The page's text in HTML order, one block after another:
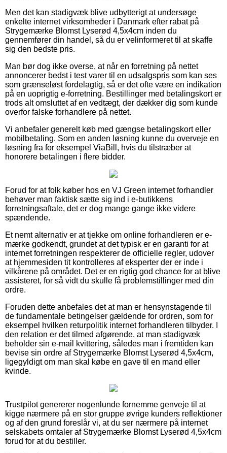
Men det kan stadigvæk blive udbytterigt at undersøge
enkelte internet virksomheder i Danmark efter rabat på
Strygemærke Blomst Lyserød 4,5x4cm inden du
gennemfører din handel, så du er velinformeret til at skaffe
sig den bedste pris.
Man bør dog ikke overse, at når en forretning på nettet
annoncerer bedst i test varer til en udsalgspris som kan ses
som grænseløst fordelagtig, så er det ofte være en indikation
på en uoprigtig e-forretning. Bestillinger med betalingskort er
trods alt omsluttet af en vedtægt, der dækker dig som kunde
overfor falske forhandlere på nettet.
Vi anbefaler generelt køb med gængse betalingskort eller
mobilbetaling. Som en anden løsning kunne du overveje en
løsning fra for eksempel ViaBill, hvis du tilstræber at
honorere betalingen i flere bidder.
Forud for at folk køber hos en VJ Green internet forhandler
behøver man faktisk sætte sig ind i e-butikkens
forretningsaftale, det er dog mange gange ikke videre
spændende.
Et nemt alternativ er at tjekke om online forhandleren er e-
mærke godkendt, grundet at det typisk er en garanti for at
internet forretningen respekterer de officielle regler, udover
at hjemmesiden tit kontrolleres af eksperter der er inde i
vilkårene på området. Det er en rigtig god chance for at blive
assisteret, for så vidt du skulle få problemstillinger med din
ordre.
Foruden dette anbefales det at man er hensynstagende til
de fundamentale betingelser gældende for ordren, som for
eksempel hvilken returpolitik internet forhandleren tilbyder. I
den relation er det tilmed afgørende, at man stadigvæk
beholder sin e-mail kvittering, således man i fremtiden kan
bevise sin ordre af Strygemærke Blomst Lyserød 4,5x4cm,
ligegyldigt om man skal købe en gave til en mand eller
kvinde.
Trustpilot genererer nogenlunde fornemme genveje til at
kigge nærmere på en stor gruppe øvrige kunders reflektioner
og af den grund foreslår vi, at du ser nærmere på internet
selskabets omtaler af Strygemærke Blomst Lyserød 4,5x4cm
forud for at du bestiller.